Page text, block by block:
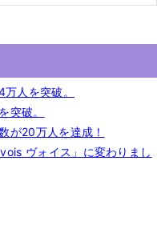
人を突破。
破。
が20万人を達成！
ヴォイス」に変わりまし